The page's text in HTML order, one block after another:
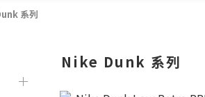
系列
Nike Dunk 系列